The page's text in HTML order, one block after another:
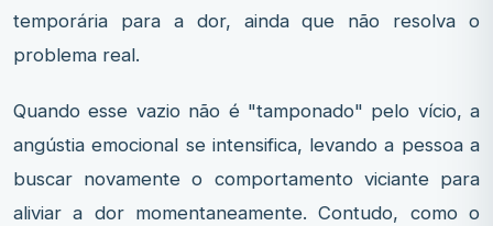
temporária para a dor, ainda que não resolva o
problema real.
Quando esse vazio não é "tamponado" pelo vício, a
angústia emocional se intensifica, levando a pessoa a
buscar novamente o comportamento viciante para
aliviar a dor momentaneamente. Contudo, como o